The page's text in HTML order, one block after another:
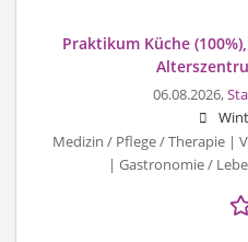
Praktikum Küche
06.08.2026,
Medizin / Pflege / Therapie |
| Gastronomie /